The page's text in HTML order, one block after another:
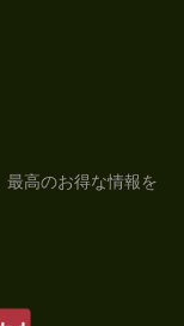
高のお得な情報を